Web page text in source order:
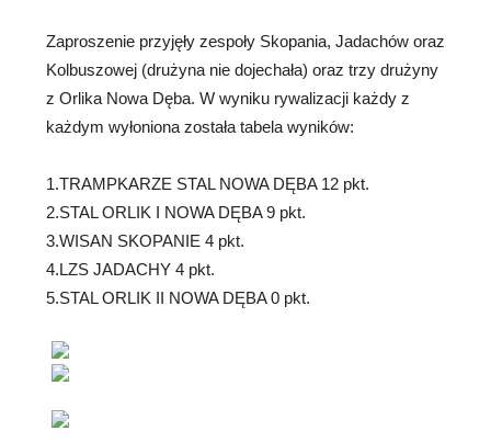
Zaproszenie przyjęły zespoły Skopania, Jadachów oraz
Kolbuszowej (drużyna nie dojechała) oraz trzy drużyny
z Orlika Nowa Dęba. W wyniku rywalizacji każdy z
każdym wyłoniona została tabela wyników:
1.TRAMPKARZE STAL NOWA DĘBA 12 pkt.
2.STAL ORLIK I NOWA DĘBA 9 pkt.
3.WISAN SKOPANIE 4 pkt.
4.LZS JADACHY 4 pkt.
5.STAL ORLIK II NOWA DĘBA 0 pkt.